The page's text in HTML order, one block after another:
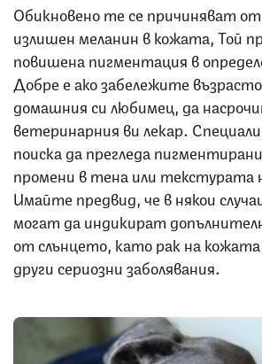
Обикновено те се причиняват
излишен меланин в кожата, Той
повишена пигментация в
Добре е ако забележите
домашния си любимец, да
ветеринарния ви лекар.
поиска да прегледа
промени в тена или текстурата
Имайте предвид, че в някои
могат да индикират
от слънцето, като рак на
други сериозни заболявания.